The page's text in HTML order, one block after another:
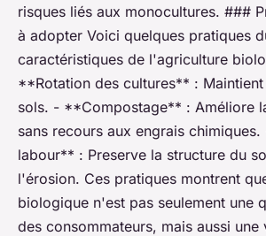
risques liés aux monocultures. ###
à adopter Voici quelques pratiques
caractéristiques de l'agriculture
**Rotation des cultures** :
sols. - **Compostage** : Améliore
sans recours aux engrais
labour** : Preserve la structure du
l'érosion. Ces pratiques montrent
biologique n'est pas seulement une
des consommateurs, mais aussi